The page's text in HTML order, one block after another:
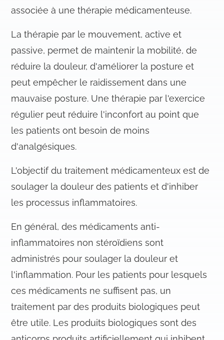
associée à une thérapie médicamenteuse.
La thérapie par le mouvement, active et
passive, permet de maintenir la mobilité, de
réduire la douleur, d'améliorer la posture et
peut empêcher le raidissement dans une
mauvaise posture. Une thérapie par l'exercice
régulier peut réduire l'inconfort au point que
les patients ont besoin de moins
d'analgésiques.
L'objectif du traitement médicamenteux est de
soulager la douleur des patients et d'inhiber
les processus inflammatoires.
En général, des médicaments anti-
inflammatoires non stéroïdiens sont
administrés pour soulager la douleur et
l'inflammation. Pour les patients pour lesquels
ces médicaments ne suffisent pas, un
traitement par des produits biologiques peut
être utile. Les produits biologiques sont des